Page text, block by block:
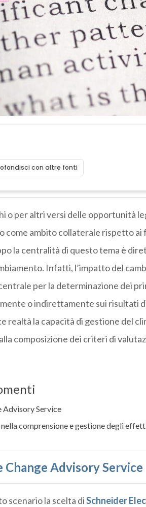
con altre fonti
o per altri versi delle opportunità
come ambito collaterale rispetto ai
la centralità di questo tema è
Infatti, l’impatto del
per la determinazione dei
o indirettamente sui risultati
realtà la capacità di gestione del
composizione dei criteri di
Advisory Service
comprensione e gestione degli
Change Advisory Service
scenario la scelta diSchneider